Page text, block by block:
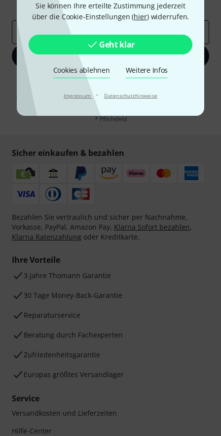
Sie können Ihre erteilte Zustimmung jederzeit
über die Cookie-Einstellungen (hier) widerrufen.
Geht klar
Cookies ablehnen Weitere Infos
Impressum · Datenschutzhinweise
Inspirierende Beiträge
Deals Thomann Insights
E-Mail-Adresse*
Jetzt anmelden
Mit Klick auf „Jetzt anmelden“ stimmen Sie dem Erhalt von E-Mail-
Werbung und einer Messung des E-Mail-Nutzungsverhaltens zu. Die
Abmeldung ist jederzeit möglich. Weitere Informationen finden Sie in
Datenschutzhinweisen
* Pflichtfeld
Sicher einkaufen & bezahlen
Bezahlen Sie vertraulich und sicher per Nachnahme,
Vorkasse, PayPal, Amazon Pay, Klarna Sofort bezahlen,
Klarna Ratenzahlung oder Kreditkarte.
Ihre Vorteile
3 Jahre Thomann Garantie
30 Tage Money-Back-Garantie
Reparaturservice
Beratung durch Fachexperten
Zufriedenheitsgarantie
Europas größtes Versandlager
Service
Versandkosten und Lieferzeiten
Hilfe-Center